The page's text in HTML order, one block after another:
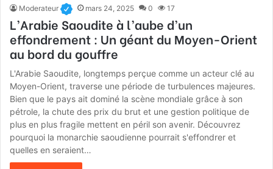
Moderateur mars 24, 2025 0 17
L’Arabie Saoudite à l’aube d’un
effondrement : Un géant du Moyen-Orient
au bord du gouffre
L'Arabie Saoudite, longtemps perçue comme un acteur clé au
Moyen-Orient, traverse une période de turbulences majeures.
Bien que le pays ait dominé la scène mondiale grâce à son
pétrole, la chute des prix du brut et une gestion politique de
plus en plus fragile mettent en péril son avenir. Découvrez
pourquoi la monarchie saoudienne pourrait s'effondrer et
quelles en seraient…